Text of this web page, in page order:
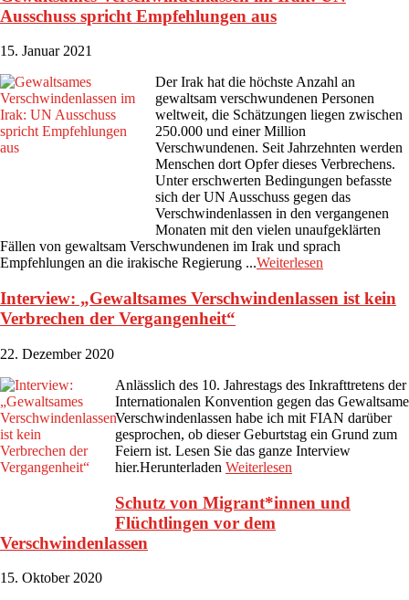
Ausschuss spricht Empfehlungen aus
15. Januar 2021
Der Irak hat die höchste Anzahl an
gewaltsam verschwundenen Personen
weltweit, die Schätzungen liegen zwischen
250.000 und einer Million
Verschwundenen. Seit Jahrzehnten werden
Menschen dort Opfer dieses Verbrechens.
Unter erschwerten Bedingungen befasste
sich der UN Ausschuss gegen das
Verschwindenlassen in den vergangenen
Monaten mit den vielen unaufgeklärten
Fällen von gewaltsam Verschwundenen im Irak und sprach
Empfehlungen an die irakische Regierung ...Weiterlesen
Interview: „Gewaltsames Verschwindenlassen ist kein
Verbrechen der Vergangenheit“
22. Dezember 2020
Anlässlich des 10. Jahrestags des Inkrafttretens der
Internationalen Konvention gegen das Gewaltsame
Verschwindenlassen habe ich mit FIAN darüber
gesprochen, ob dieser Geburtstag ein Grund zum
Feiern ist. Lesen Sie das ganze Interview
hier.Herunterladen Weiterlesen
Schutz von Migrant*innen und
Flüchtlingen vor dem
Verschwindenlassen
15. Oktober 2020